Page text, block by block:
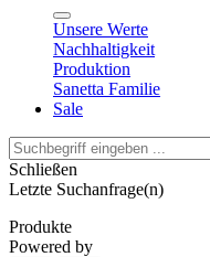
Unsere Werte
Nachhaltigkeit
Produktion
Sanetta Familie
Sale
Schließen
Letzte Suchanfrage(n)
Produkte
Powered by